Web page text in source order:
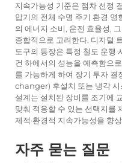
지속가능성 기준은 점차 선정
압기의 전체 수명 주기 환경 영
의 에너지 소비, 운전 효율성,
종합적으로 고려한다. 디지털
도구의 등장은 특정 철도 운행
건 하에서의 성능을 예측함으
를 가능하게 하여 장기 투자
changer) 후설치 또는 냉각 시
설계는 설치된 장비를 조기에
맞춰 적응할 수 있는 선택지를
제적·환경적 지속가능성을 향
자주 묻는 질문